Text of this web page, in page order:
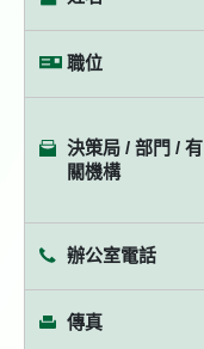
職位
決策局 / 部門 / 有
關機構
辦公室電話
傳真